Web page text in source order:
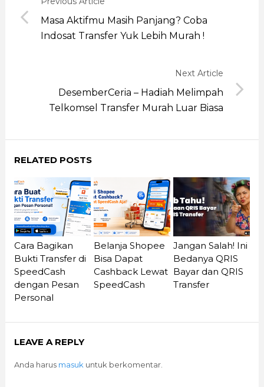
Masa Aktifmu Masih Panjang? Coba
Indosat Transfer Yuk Lebih Murah !
Next Article
DesemberCeria – Hadiah Melimpah
Telkomsel Transfer Murah Luar Biasa
RELATED POSTS
Cara Bagikan
Bukti Transfer di
SpeedCash
dengan Pesan
Personal
Belanja Shopee
Bisa Dapat
Cashback Lewat
SpeedCash
Jangan Salah! Ini
Bedanya QRIS
Bayar dan QRIS
Transfer
LEAVE A REPLY
Anda harus masuk untuk berkomentar.